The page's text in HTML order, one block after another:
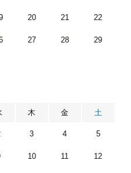
20 21 22
27 28 29
木 金 土
3 4 5
10 11 12